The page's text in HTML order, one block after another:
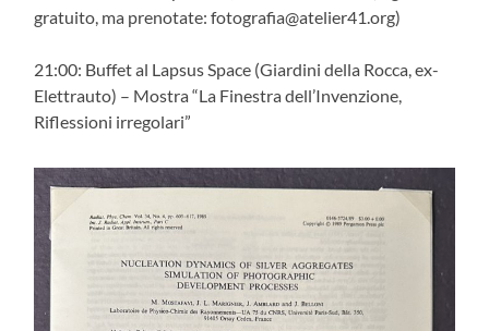
gratuito, ma prenotate: fotografia@atelier41.org)
21:00: Buffet al Lapsus Space (Giardini della Rocca, ex-
Elettrauto) – Mostra “La Finestra dell’Invenzione,
Riflessioni irregolari”